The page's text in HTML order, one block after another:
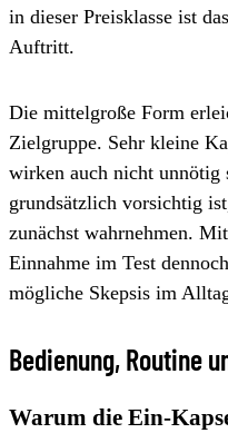
in dieser Preisklasse ist
Auftritt.
Die mittelgroße Form
Zielgruppe. Sehr kleine
wirken auch nicht
grundsätzlich vorsichtig
zunächst wahrnehmen.
Einnahme im Test
mögliche Skepsis im
Bedienung, Routine
Warum die Ein-